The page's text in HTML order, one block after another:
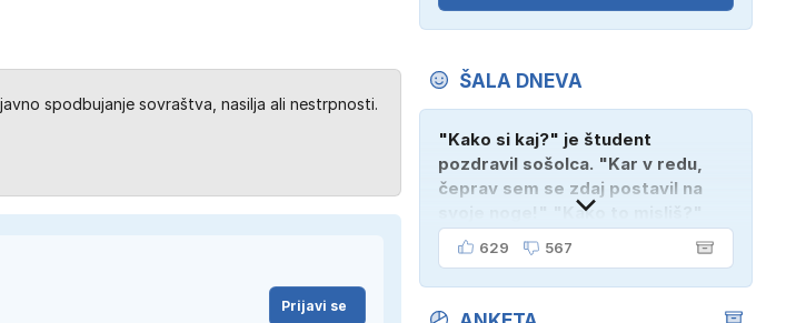
spodbujanje sovraštva, nasilja ali nestrpnosti.
Prijavi se
ŠALA DNEVA
"Kako si kaj?" je študent
pozdravil sošolca. "Kar v redu,
čeprav sem se zdaj postavil na
svoje noge!" "Kako to misliš?"
"Oče mi je vzel avto!"
629 567